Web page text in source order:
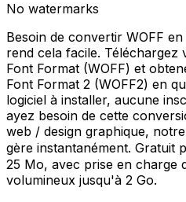
No watermarks
Besoin de convertir WOFF
rend cela facile. Téléchargez
Font Format (WOFF) et
Font Format 2 (WOFF2) en
logiciel à installer, aucune
ayez besoin de cette
web / design graphique,
gère instantanément.
25 Mo, avec prise en charge
volumineux jusqu'à 2 Go.